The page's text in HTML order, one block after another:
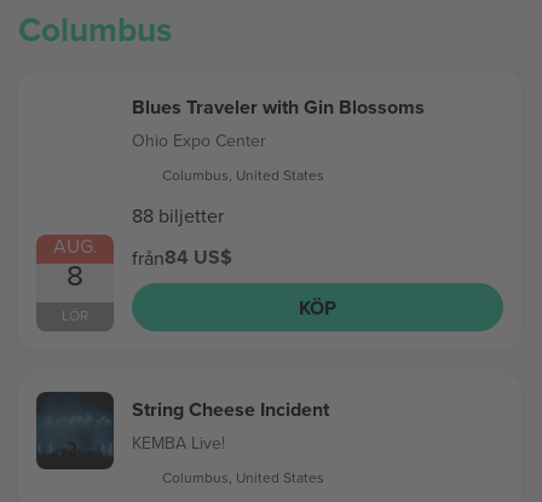
Columbus
AUG.
8
LÖR
Blues Traveler with Gin Blossoms
Ohio Expo Center
Columbus, United States
88 biljetter
från84 US$
KÖP
String Cheese Incident
KEMBA Live!
Columbus, United States